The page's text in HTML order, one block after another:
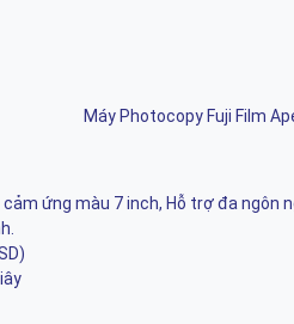
Máy Photocopy Fuji Film
ứng màu 7 inch, Hỗ trợ đa ngôn